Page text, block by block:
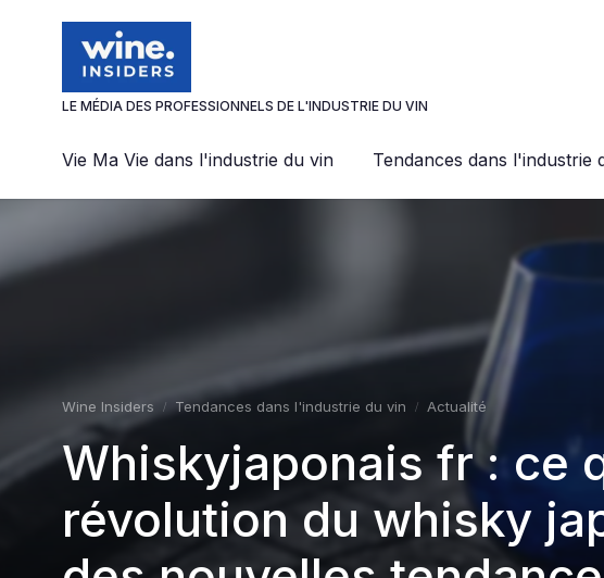
LE MÉDIA DES PROFESSIONNELS DE L'INDUSTRIE DU VIN
Vie Ma Vie dans l'industrie du vin Tendances dans l'industrie
Wine Insiders Tendances dans l'industrie du vin Actualité
Whiskyjaponais fr : ce
révolution du whisky